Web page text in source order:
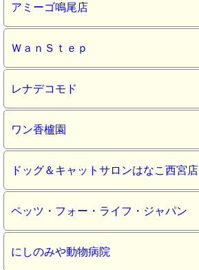
アミーゴ鳴尾店
ＷａｎＳｔｅｐ
レナデコモド
ワン香櫨園
ドッグ＆キャットサロンはなこ西宮店
ペッツ・フォー・ライフ・ジャパン
にしのみや動物病院